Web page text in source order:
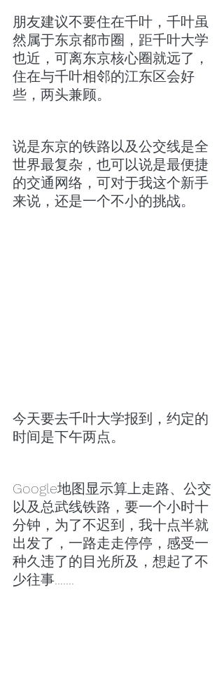
朋友建议不要住在千叶，千叶虽
然属于东京都市圈，距千叶大学
也近，可离东京核心圈就远了，
住在与千叶相邻的江东区会好
些，两头兼顾。
说是东京的铁路以及公交线是全
世界最复杂，也可以说是最便捷
的交通网络，可对于我这个新手
来说，还是一个不小的挑战。
今天要去千叶大学报到，约定的
时间是下午两点。
Google地图显示算上走路、公交
以及总武线铁路，要一个小时十
分钟，为了不迟到，我十点半就
出发了，一路走走停停，感受一
种久违了的目光所及，想起了不
少往事…….